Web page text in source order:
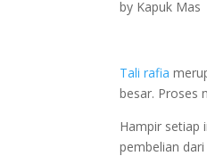
by Kapuk Mas
Tali rafia
besar. Proses
Hampir setiap
pembelian